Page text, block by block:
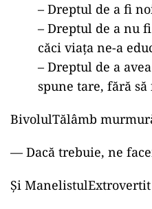
– Dreptul de a fi
– Dreptul de a nu
căci viața ne-a
– Dreptul de a
spune tare, fără
BivolulTălâmb
— Dacă trebuie, ne
Și ManelistulExtrovertit